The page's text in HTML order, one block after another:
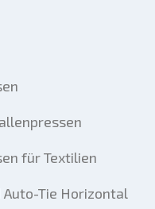
für Textilien
Auto-Tie Horizontal